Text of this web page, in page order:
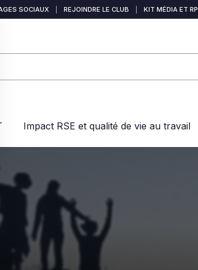
SOCIAUX REJOINDRE LE CLUB KIT MÉDIA ET RP
Impact RSE et qualité de vie au travail